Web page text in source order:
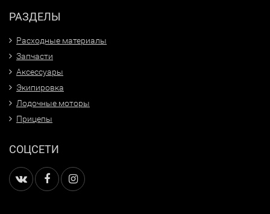
РАЗДЕЛЫ
Расходные материалы
Запчасти
Аксессуары
Экипировка
Лодочные моторы
Прицепы
СОЦСЕТИ